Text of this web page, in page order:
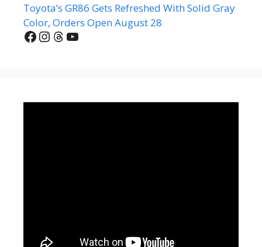
Toyota’s GR86 Gets Refreshed With Solid Gray
Color, Orders Open August 28
Facebook
Instagram
Threads
YouTube